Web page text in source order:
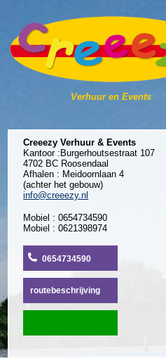
Verhuur en Events
Creeezy Verhuur & Events
Kantoor :Burgerhoutsestraat 107
4702 BC Roosendaal
Afhalen : Meidoornlaan 4
(achter het gebouw)
info@creeezy.nl
Mobiel : 0654734590
Mobiel : 0621398974
0654734590
routebeschrijving